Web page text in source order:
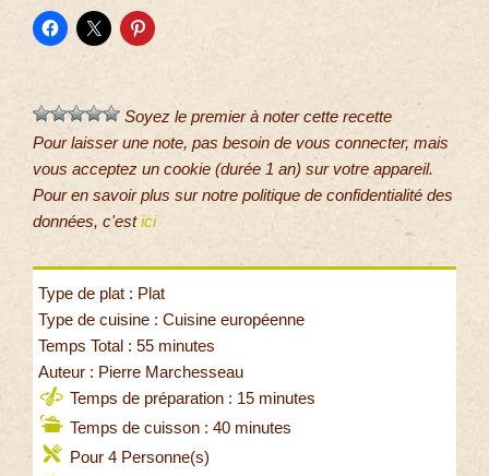
Soyez le premier à noter cette recette
Pour laisser une note, pas besoin de vous connecter, mais
vous acceptez un cookie (durée 1 an) sur votre appareil.
Pour en savoir plus sur notre politique de confidentialité des
données, c'estici
Type de plat : Plat
Type de cuisine : Cuisine européenne
Temps Total : 55 minutes
Auteur : Pierre Marchesseau
Temps de préparation : 15 minutes
Temps de cuisson : 40 minutes
Pour 4 Personne(s)